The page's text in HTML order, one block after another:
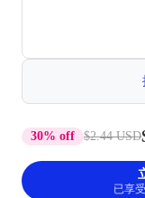
30% off $2.44 USD
已享